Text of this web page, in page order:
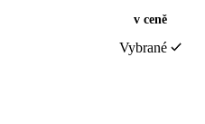
v ceně
Vybrané